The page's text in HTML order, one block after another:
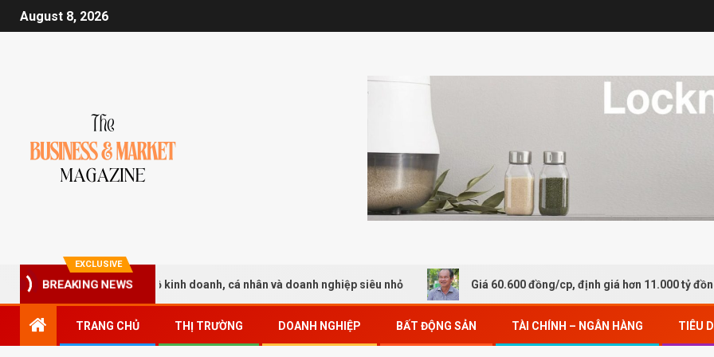
August 8, 2026
EXCLUSIVE
BREAKING NEWS
30% thuế cho hộ kinh doanh, cá nhân và doanh nghiệp siêu nhỏ Giá 60.600 đồng/cp, định giá hơn 11.000 tỷ đồng, gấp
TRANG CHỦ THỊ TRƯỜNG DOANH NGHIỆP BẤT ĐỘNG SẢN TÀI CHÍNH – NGÂN HÀNG TIÊU